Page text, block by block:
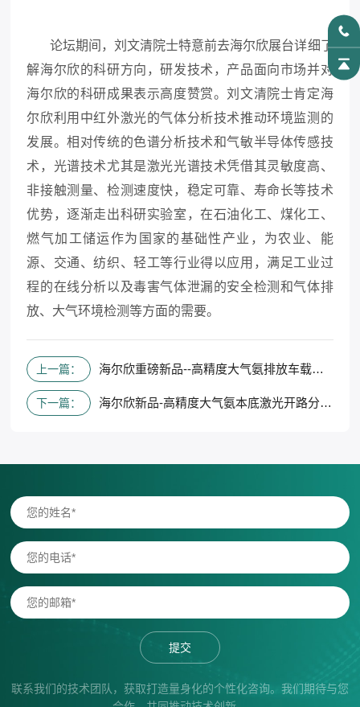
论坛期间，刘文清院士特意前去海尔欣展台详细了
解海尔欣的科研方向，研发技术，产品面向市场并对
海尔欣的科研成果表示高度赞赏。刘文清院士肯定海
尔欣利用中红外激光的气体分析技术推动环境监测的
发展。相对传统的色谱分析技术和气敏半导体传感技
术，光谱技术尤其是激光光谱技术凭借其灵敏度高、
非接触测量、检测速度快，稳定可靠、寿命长等技术
优势，逐渐走出科研实验室，在石油化工、煤化工、
燃气加工储运作为国家的基础性产业，为农业、能
源、交通、纺织、轻工等行业得以应用，满足工业过
程的在线分析以及毒害气体泄漏的安全检测和气体排
放、大气环境检测等方面的需要。
上一篇： 海尔欣重磅新品--高精度大气氨排放车载巡检系统圆满完成与山西大学联合测试NH3实时监测任务
下一篇： 海尔欣新品-高精度大气氨本底激光开路分析仪 入围中国科学仪器行业“优秀新产品”奖
提交
联系我们的技术团队，获取打造量身化的个性化咨询。我们期待与您